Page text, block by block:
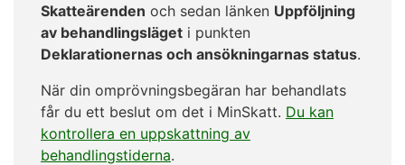
Skatteärenden och sedan länken Uppföljning
av behandlingsläget i punkten
Deklarationernas och ansökningarnas status.
När din omprövningsbegäran har behandlats
får du ett beslut om det i MinSkatt. Du kan
kontrollera en uppskattning av
behandlingstiderna.